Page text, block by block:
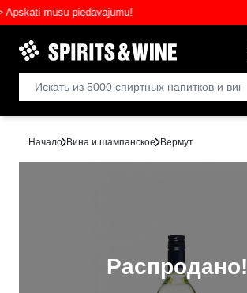
mūsu piedāvājumu!
Начало Вина и шампанское Вермут
Распродано!